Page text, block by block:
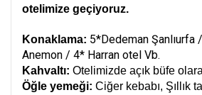
otelimize geçiyoruz.
Konaklama: 5*Dedeman Şanlıurfa
Anemon / 4* Harran otel Vb.
Kahvaltı: Otelimizde açık büfe
Öğle yemeği: Ciğer kebabı, Şıllık